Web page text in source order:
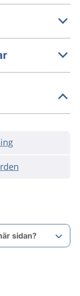
sidan?